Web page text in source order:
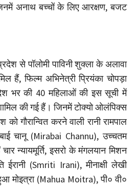
अनाथ बच्चों के लिए आरक्षण, बजट
से पॉलोमी पाविनी शुक्ला के अलावा
हैं, फिल्म अभिनेत्री प्रियंका चोपड़ा
भर की 40 महिलाओं की इस सूची में
की गई हैं। जिनमें टोक्यो ओलंपिक्स
गौरान्वित करने वाली रानी रामपाल
चानू (Mirabai Channu), उच्चतम
न्यायमूर्ति, इसरो के मंगलयान मिशन
ईरानी (Smriti Irani), मीनाक्षी लेखी
मोइत्रा (Mahua Moitra), पी० वी०